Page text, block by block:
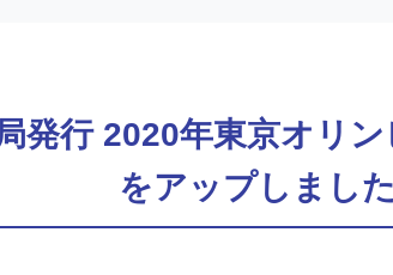
発行 2020年東京オリ
をアップしました